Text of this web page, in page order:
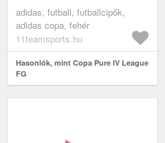
adidas, futball, futballcipők,
adidas copa, fehér
11teamsports.hu
Hasonlók, mint Copa Pure IV League
FG